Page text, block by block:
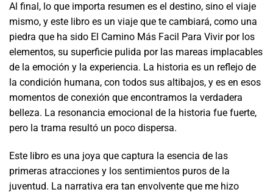
Al final, lo que importa resumen es el destino, sino el viaje
mismo, y este libro es un viaje que te cambiará, como una
piedra que ha sido El Camino Más Facil Para Vivir por los
elementos, su superficie pulida por las mareas implacables
de la emoción y la experiencia. La historia es un reflejo de
la condición humana, con todos sus altibajos, y es en esos
momentos de conexión que encontramos la verdadera
belleza. La resonancia emocional de la historia fue fuerte,
pero la trama resultó un poco dispersa.
Este libro es una joya que captura la esencia de las
primeras atracciones y los sentimientos puros de la
juventud. La narrativa era tan envolvente que me hizo